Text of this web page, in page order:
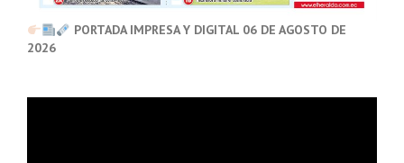
PORTADA IMPRESA Y DIGITAL 06 DE AGOSTO DE
2026